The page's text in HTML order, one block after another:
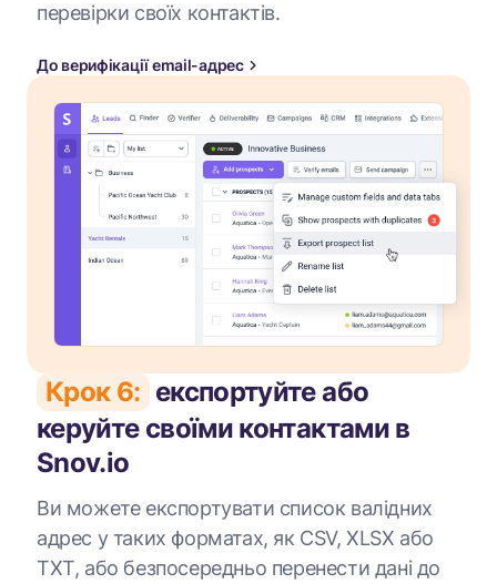
перевірки своїх контактів.
До верифікації email-адрес
Крок 6: експортуйте або
керуйте своїми контактами в
Snov.io
Ви можете експортувати список валідних
адрес у таких форматах, як CSV, XLSX або
TXT, або безпосередньо перенести дані до